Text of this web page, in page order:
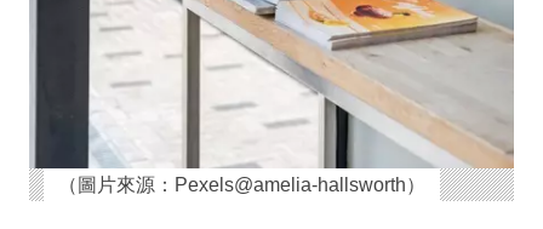
（圖片來源：Pexels@amelia-hallsworth）